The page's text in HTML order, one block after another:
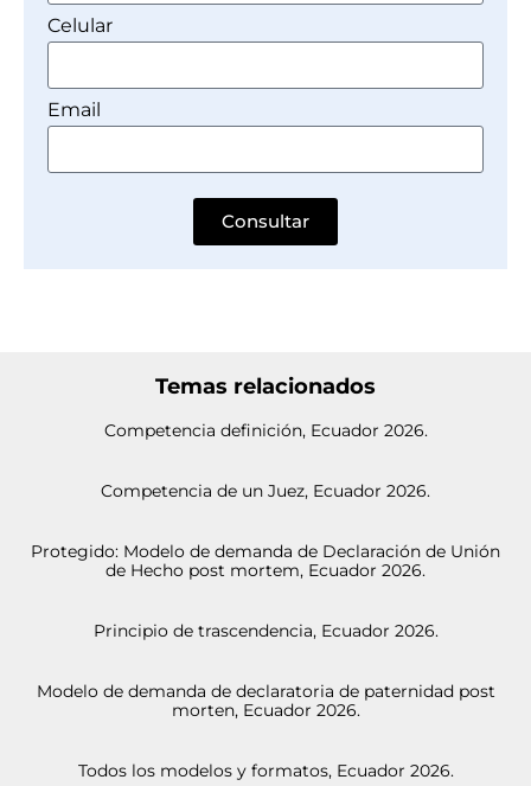
Celular
Email
Consultar
Temas relacionados
Competencia definición, Ecuador 2026.
Competencia de un Juez, Ecuador 2026.
Protegido: Modelo de demanda de Declaración de Unión
de Hecho post mortem, Ecuador 2026.
Principio de trascendencia, Ecuador 2026.
Modelo de demanda de declaratoria de paternidad post
morten, Ecuador 2026.
Todos los modelos y formatos, Ecuador 2026.